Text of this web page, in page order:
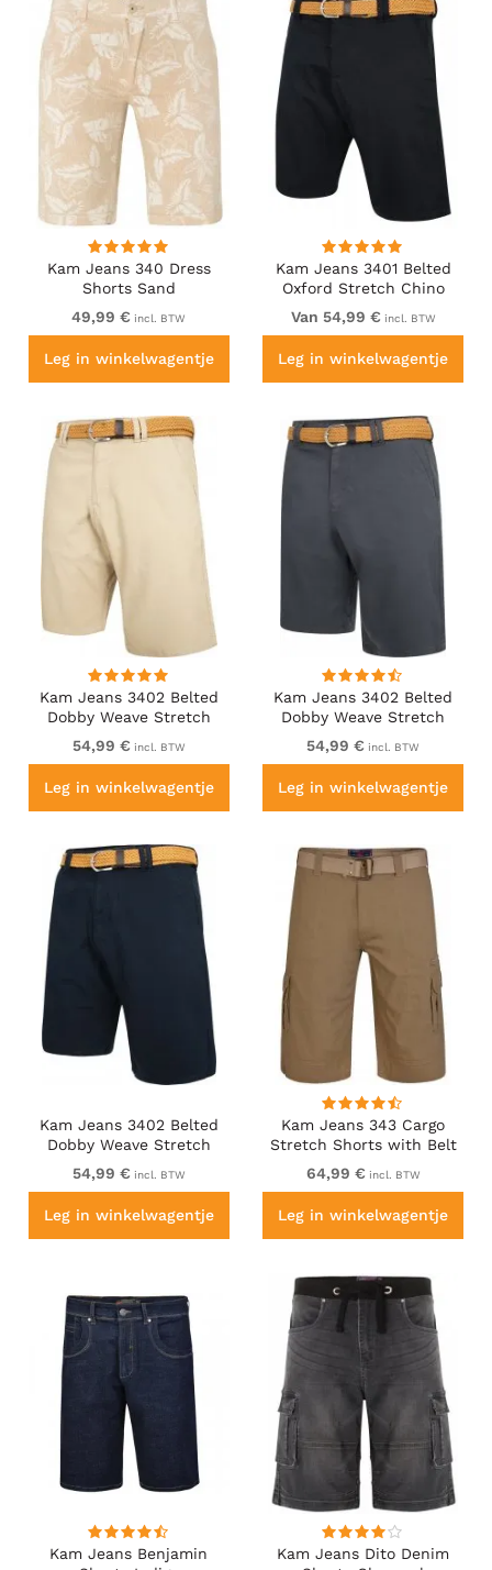
Kam Jeans 340 Dress
Shorts Sand
49,99 € incl. BTW
Leg in winkelwagentje
Kam Jeans 3401 Belted
Oxford Stretch Chino
Shorts Navy
Van 54,99 € incl. BTW
Leg in winkelwagentje
Kam Jeans 3402 Belted
Dobby Weave Stretch
Chino Shorts Beige
54,99 € incl. BTW
Leg in winkelwagentje
Kam Jeans 3402 Belted
Dobby Weave Stretch
Chino Shorts Charcoal
54,99 € incl. BTW
Leg in winkelwagentje
Kam Jeans 3402 Belted
Dobby Weave Stretch
Chino Shorts Navy
54,99 € incl. BTW
Leg in winkelwagentje
Kam Jeans 343 Cargo
Stretch Shorts with Belt
Sand
64,99 € incl. BTW
Leg in winkelwagentje
Kam Jeans Benjamin
Kam Jeans Dito Denim